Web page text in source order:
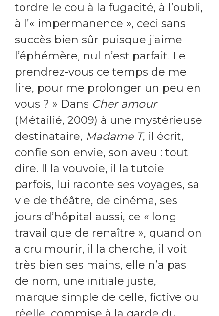
tordre le cou à la fugacité, à l’oubli,
à l’« impermanence », ceci sans
succès bien sûr puisque j’aime
l’éphémère, nul n’est parfait. Le
prendrez-vous ce temps de me
lire, pour me prolonger un peu en
vous ? » Dans Cher amour
(Métailié, 2009) à une mystérieuse
destinataire, Madame T, il écrit,
confie son envie, son aveu : tout
dire. Il la vouvoie, il la tutoie
parfois, lui raconte ses voyages, sa
vie de théâtre, de cinéma, ses
jours d’hôpital aussi, ce « long
travail que de renaître », quand on
a cru mourir, il la cherche, il voit
très bien ses mains, elle n’a pas
de nom, une initiale juste,
marque simple de celle, fictive ou
réelle, commise à la garde du